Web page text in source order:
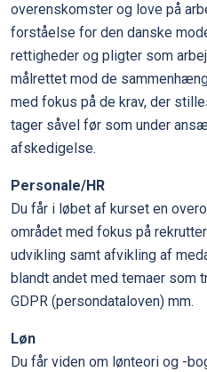
overenskomster og love på
forståelse for den danske
rettigheder og pligter som
målrettet mod de
med fokus på de krav, der
tager såvel før som under
afskedigelse.
Personale/HR
Du får i løbet af kurset en
området med fokus på
udvikling samt afvikling af
blandt andet med temaer som
GDPR (persondataloven) mm.
Løn
Du får viden om lønteori og -